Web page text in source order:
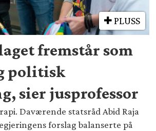
PLUSS
fremstår som
politisk
sier jusprofessor
Daværende statsråd Abid Raja
forslag balanserte på